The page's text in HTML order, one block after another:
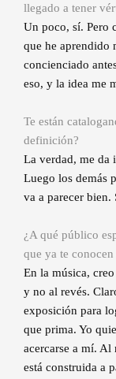
llegado a tener
Un poco, sí. Pero
que he aprendido
concienciado
eso, y la idea me
Te están
definición?
La verdad, me da
Luego los demás
va a parecer bien.
¿A qué público
que ya te
En la música,
y no al revés.
exposición para
que prima. Yo
acercarse a mí. Al
está construida a